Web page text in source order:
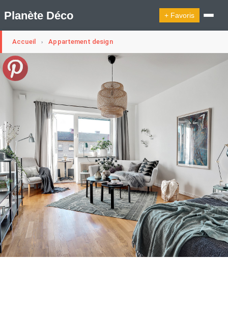
Planète Déco + Favoris
🛍︎ Shop Planète Déco ℹ︎ À propos
Appartement Design Cabanes
Design Suédois En Quelques Photos
Idées Déco En 10 Photos
La Semaine Décoration Et Design
Maison En Ville
Méli-Mélo Suédois
Publi Reportage
Tendance
Interieurs Scandinaves
La Décoration Selon Votre Signe Astrologique
Les Trouvailles Déco Du Jour
Loft
Maison Appartement Écologique
Maison Container/container House
Maison D'hôtes
Maison Et Appartement Vintage
On Décode La Déco
Petite Surface
Piscine Question De Style
Renovation
Revue De Week End
Tiny House
Accueil › Appartement design